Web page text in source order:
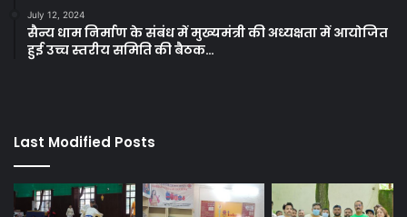
July 12, 2024
सैन्य धाम निर्माण के संबंध में मुख्यमंत्री की अध्यक्षता में आयोजित
हुई उच्च स्तरीय समिति की बैठक…
Last Modified Posts